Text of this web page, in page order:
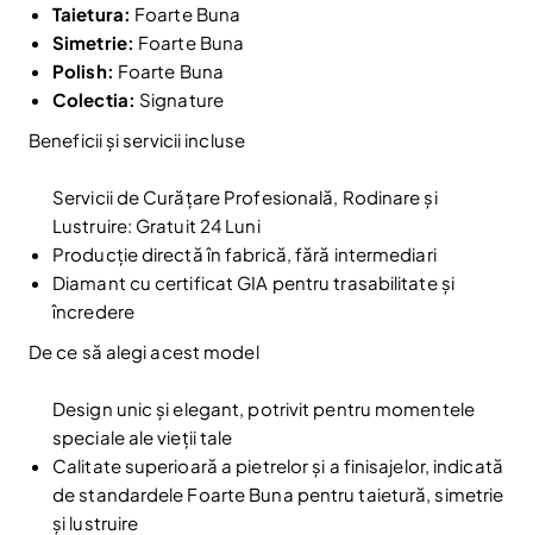
Reduceri și noutăți doar pentru abonați
Fii la curent cu noutățile și promoțiile abonându-te
la newsletter-ul nostru.
Email
Am citit și sunt de acord cu
Taietura: Foarte Buna
Simetrie: Foarte Buna
Polish: Foarte Buna
Colectia: Signature
Beneficii și servicii incluse
Servicii de Curățare Profesională, Rodinare și
Lustruire: Gratuit 24 Luni
Producție directă în fabrică, fără intermediari
Diamant cu certificat GIA pentru trasabilitate și
încredere
De ce să alegi acest model
Design unic și elegant, potrivit pentru momentele
speciale ale vieții tale
Calitate superioară a pietrelor și a finisajelor, indicată
de standardele Foarte Buna pentru taietură, simetrie
și lustruire